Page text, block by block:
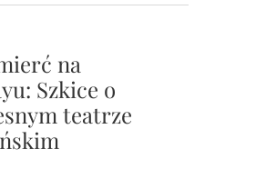
na
Szkice o
teatrze